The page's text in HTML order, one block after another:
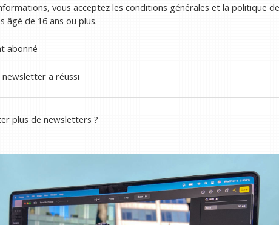
vous acceptez les conditions générales et la politique de
âgé de 16 ans ou plus.
abonné
a réussi
plus de newsletters ?